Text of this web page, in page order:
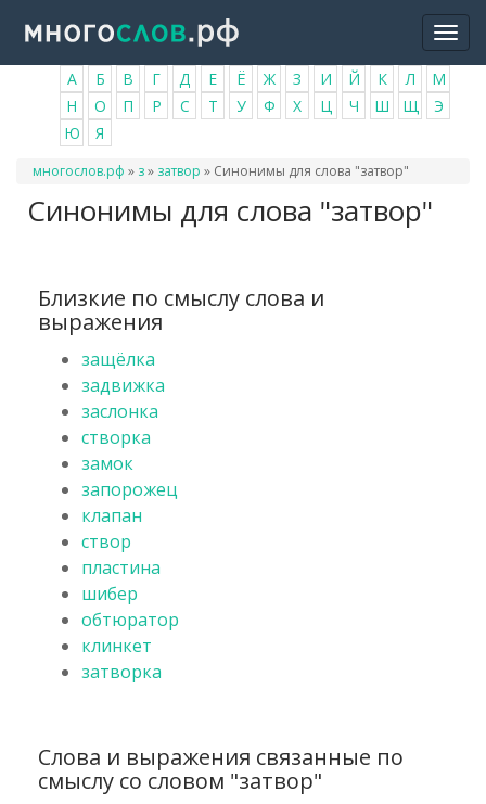
основному
содержанию
А Б В Г Д Е Ё Ж З И Й К Л
М
Н
О П Р С Т У Ф Х Ц Ч Ш Щ
Э
Ю
Я
Вы
многослов.рф » з» затвор » Синонимы для слова "затвор"
Синонимы для слова "затвор"
Близкие по смыслу слова и
выражения
защёлка
задвижка
заслонка
створка
замок
запорожец
клапан
створ
пластина
шибер
обтюратор
клинкет
затворка
Слова и выражения связанные по
смыслу со словом "затвор"